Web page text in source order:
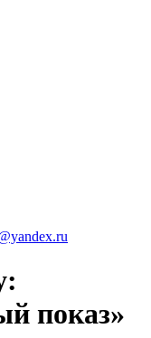
показ»